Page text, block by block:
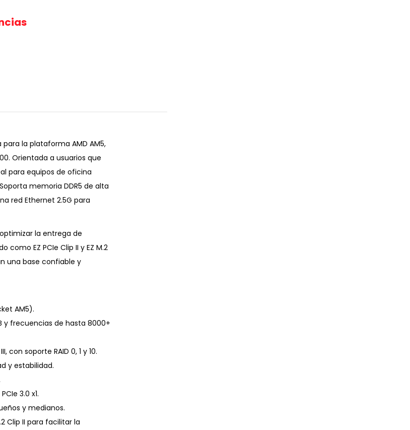
la plataforma AMD AM5,
Orientada a usuarios que
para equipos de oficina
memoria DDR5 de alta
red Ethernet 2.5G para
la entrega de
EZ PCIe Clip II y EZ M.2
una base confiable y
AM5).
y frecuencias de hasta 8000+
soporte RAID 0, 1 y 10.
y estabilidad.
3.0 x1.
y medianos.
Clip II para facilitar la